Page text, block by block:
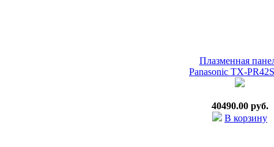
Плазменная
Panasonic TX-
40490.00 руб.
В корзину